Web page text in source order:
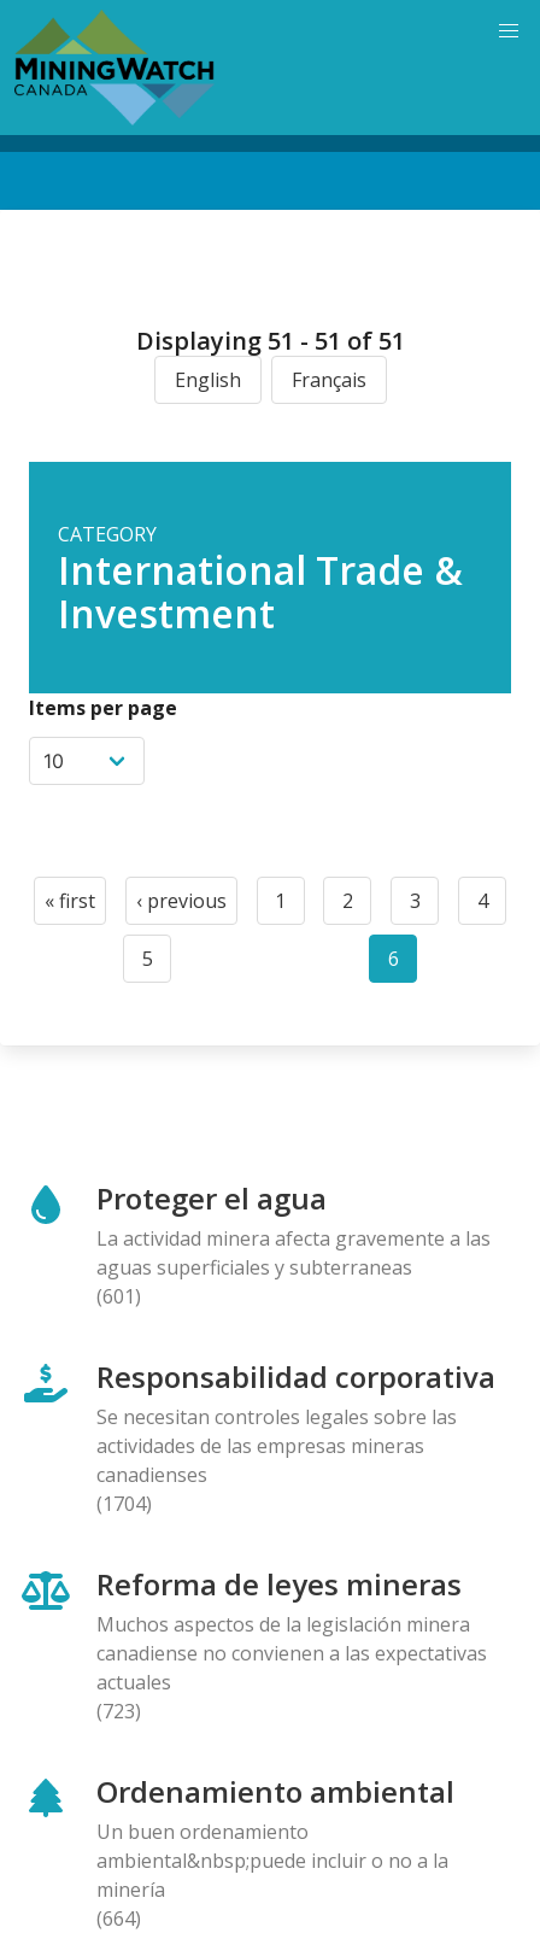
main
content
Displaying 51 - 51 of 51
English Français
CATEGORY
International Trade &
Investment
Items per page
Paginación
First
« first
Previous
‹ previous
Page
1
Page
2
Page
3
Page
4
Page
5
Current
6
Proteger el agua
La actividad minera afecta gravemente a las
aguas superficiales y subterraneas
(601)
Responsabilidad corporativa
Se necesitan controles legales sobre las
actividades de las empresas mineras
canadienses
(1704)
Reforma de leyes mineras
Muchos aspectos de la legislación minera
canadiense no convienen a las expectativas
actuales
(723)
Ordenamiento ambiental
Un buen ordenamiento
ambiental&nbsp;puede incluir o no a la
minería
(664)